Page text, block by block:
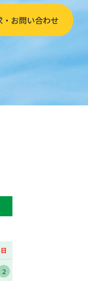
・お問い合わせ
日
2